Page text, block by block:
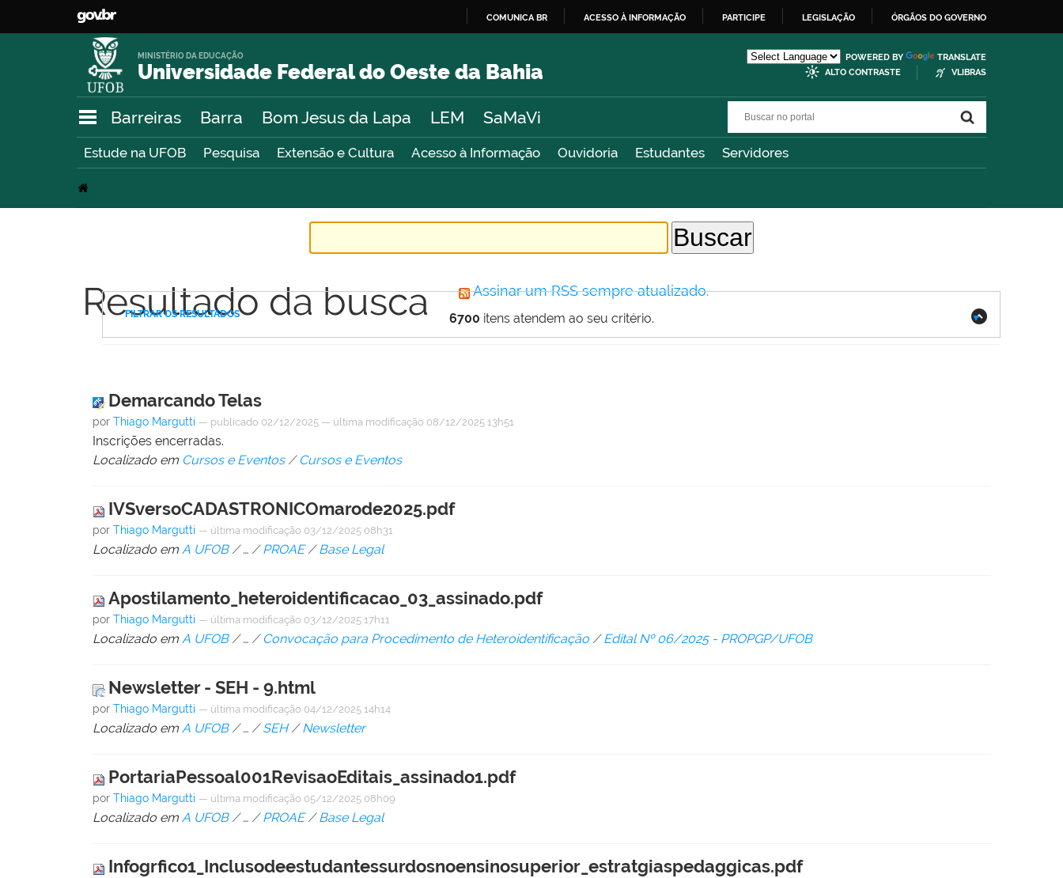
O
COMUNICA BR ACESSO À INFORMAÇÃO PARTICIPE LEGISLAÇÃO ÓRGÃOS DO GOVERNO
Universidade Federal do Oeste da Bahia
MINISTÉRIO DA EDUCAÇÃO POWERED BY
TRANSLATE
ALTO CONTRASTE
VLIBRAS
Barreiras Barra Bom Jesus da Lapa LEM SaMaVi
Estude na UFOB Pesquisa Extensão e Cultura Acesso à Informação Ouvidoria Estudantes Servidores
Resultado da busca Assinar um RSS sempre atualizado.
6700 itens atendem ao seu critério.
FILTRAR OS RESULTADOS
Demarcando Telas
porThiago Margutti — publicado 02/12/2025 — última modificação 08/12/2025 13h51
Inscrições encerradas.
Localizado em Cursos e Eventos / Cursos e Eventos
IVSversoCADASTRONICOmarode2025.pdf
porThiago Margutti — última modificação 03/12/2025 08h31
Localizado em A UFOB /…/PROAE /Base Legal
Apostilamento_heteroidentificacao_03_assinado.pdf
porThiago Margutti — última modificação 03/12/2025 17h11
Localizado em A UFOB /…/ Convocação para Procedimento de Heteroidentificação /Edital Nº 06/2025 - PROPGP/UFOB
Newsletter - SEH - 9.html
porThiago Margutti — última modificação 04/12/2025 14h14
Localizado em A UFOB /…/SEH /Newsletter
PortariaPessoal001RevisaoEditais_assinado1.pdf
porThiago Margutti — última modificação 05/12/2025 08h09
Localizado em A UFOB /…/PROAE /Base Legal
Infogrfico1_Inclusodeestudantessurdosnoensinosuperior_estratgiaspedaggicas.pdf